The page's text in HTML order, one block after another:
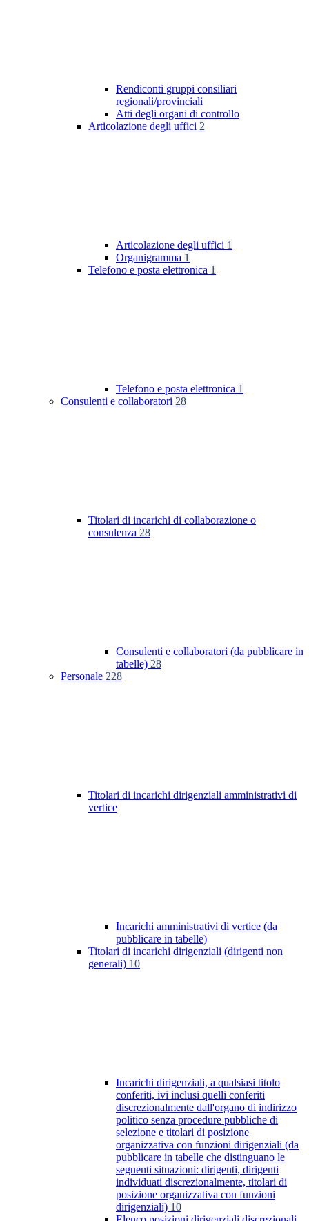
Rendiconti gruppi consiliari
regionali/provinciali
Atti degli organi di controllo
Articolazione degli uffici 2
Articolazione degli uffici 1
Organigramma 1
Telefono e posta elettronica 1
Telefono e posta elettronica 1
Consulenti e collaboratori 28
Titolari di incarichi di collaborazione o
consulenza 28
Consulenti e collaboratori (da pubblicare in
tabelle) 28
Personale 228
Titolari di incarichi dirigenziali amministrativi di
vertice
Incarichi amministrativi di vertice (da
pubblicare in tabelle)
Titolari di incarichi dirigenziali (dirigenti non
generali) 10
Incarichi dirigenziali, a qualsiasi titolo
conferiti, ivi inclusi quelli conferiti
discrezionalmente dall'organo di indirizzo
politico senza procedure pubbliche di
selezione e titolari di posizione
organizzativa con funzioni dirigenziali (da
pubblicare in tabelle che distinguano le
seguenti situazioni: dirigenti, dirigenti
individuati discrezionalmente, titolari di
posizione organizzativa con funzioni
dirigenziali) 10